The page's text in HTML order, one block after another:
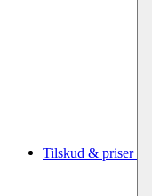
Tilskud & priser